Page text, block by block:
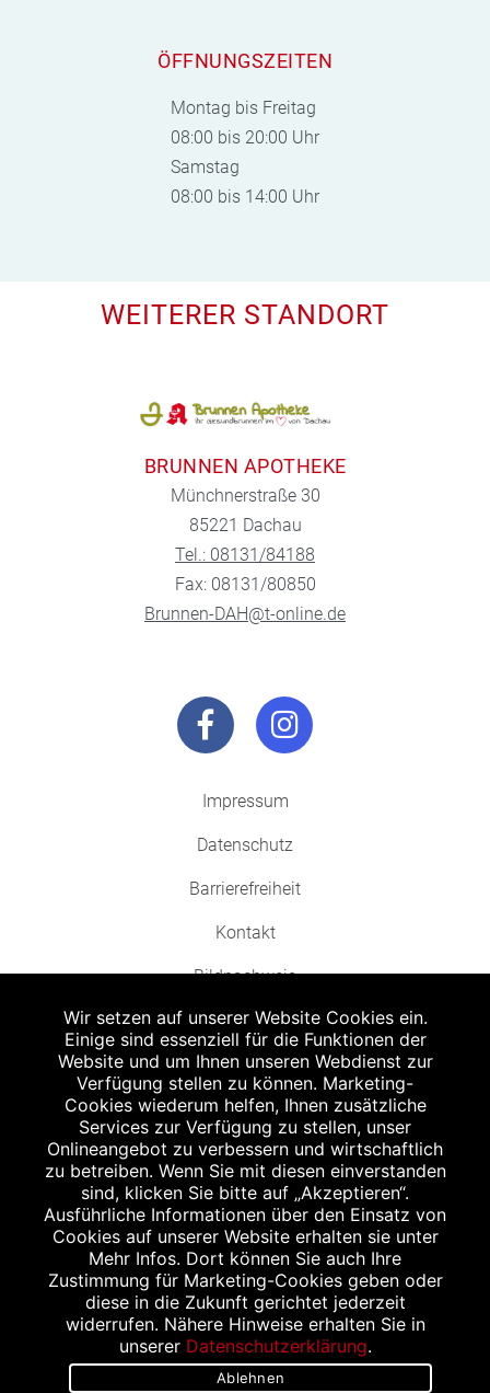
ÖFFNUNGSZEITEN
Montag bis Freitag
08:00 bis 20:00 Uhr
Samstag
08:00 bis 14:00 Uhr
WEITERER STANDORT
BRUNNEN APOTHEKE
Münchnerstraße 30
85221 Dachau
Tel.: 08131/84188
Fax: 08131/80850
Brunnen-DAH@t-online.de
Impressum
Datenschutz
Barrierefreiheit
Kontakt
Bildnachweis
Abgabe in haushaltsüblichen Mengen, solange der Vorrat reicht. Für Druck-
und Satzfehler keine Haftung.
Zu Risiken und Nebenwirkungen lesen Sie die Packungsbeilage und fragen
Sie Ihren Arzt oder Apotheker.
Angabe nach der deutschen Arzneimitteltaxe Apothekenerstattungspreis
(AEP). Der AEP ist keine unverbindliche Preisempfehlung der Hersteller. Der
AEP ist ein von den Apotheken in Ansatz gebrachter Preis für rezeptfreie
Arzneimittel. Er entspricht in der Höhe dem für Apotheken verbindlichen
Abgabepreis, zu dem eine Apotheke in bestimmten Fällen (z.B. bei Kindern
unter 12 Jahren) das Produkt mit der gesetzlichen Krankenversicherung
abrechnet. Der AEP ist der allgemeine Erstattungspreis im Falle einer
Kostenübernahme durch die gesetzlichen Krankenkassen, vor Abzug eines
Zwangsrabattes (zur Zeit 5%) nach §130 Abs. 1 SGB V.
Unverbindliche Preisempfehlung des Herstellers (UVP).
Wir setzen auf unserer Website Cookies ein.
Einige sind essenziell für die Funktionen der
Website und um Ihnen unseren Webdienst zur
Verfügung stellen zu können. Marketing-
Cookies wiederum helfen, Ihnen zusätzliche
Services zur Verfügung zu stellen, unser
Onlineangebot zu verbessern und wirtschaftlich
zu betreiben. Wenn Sie mit diesen einverstanden
sind, klicken Sie bitte auf „Akzeptieren“.
Ausführliche Informationen über den Einsatz von
Cookies auf unserer Website erhalten sie unter
Mehr Infos. Dort können Sie auch Ihre
Zustimmung für Marketing-Cookies geben oder
diese in die Zukunft gerichtet jederzeit
widerrufen. Nähere Hinweise erhalten Sie in
unserer Datenschutzerklärung.
Ablehnen